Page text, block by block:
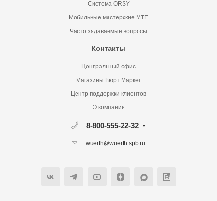
Система ORSY
Мобильные мастерские MTE
Часто задаваемые вопросы
Контакты
Центральный офис
Магазины Вюрт Маркет
Центр поддержки клиентов
О компании
8-800-555-22-32
wuerth@wuerth.spb.ru